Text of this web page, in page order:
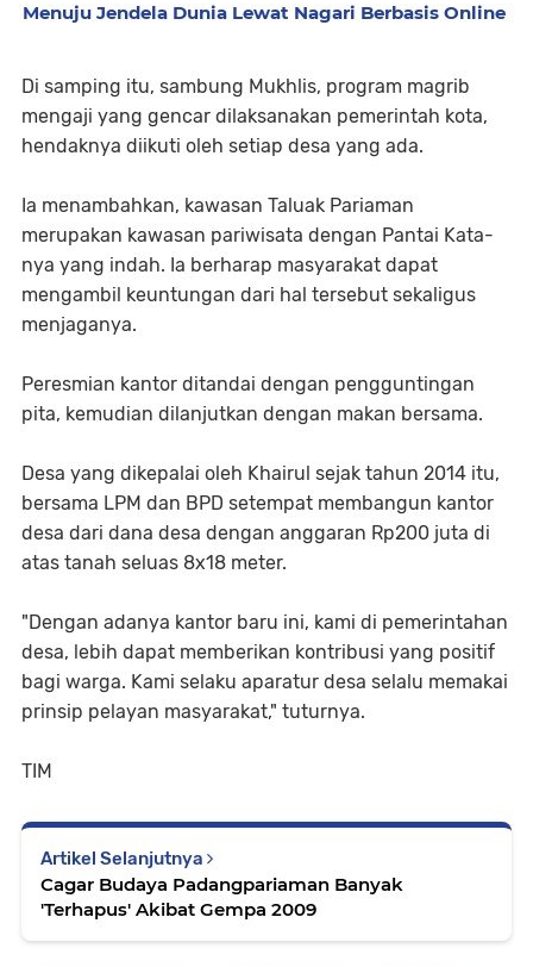
Menuju Jendela Dunia Lewat Nagari Berbasis Online
Di samping itu, sambung Mukhlis, program magrib
mengaji yang gencar dilaksanakan pemerintah kota,
hendaknya diikuti oleh setiap desa yang ada.
Ia menambahkan, kawasan Taluak Pariaman
merupakan kawasan pariwisata dengan Pantai Kata-
nya yang indah. Ia berharap masyarakat dapat
mengambil keuntungan dari hal tersebut sekaligus
menjaganya.
Peresmian kantor ditandai dengan pengguntingan
pita, kemudian dilanjutkan dengan makan bersama.
Desa yang dikepalai oleh Khairul sejak tahun 2014 itu,
bersama LPM dan BPD setempat membangun kantor
desa dari dana desa dengan anggaran Rp200 juta di
atas tanah seluas 8x18 meter.
"Dengan adanya kantor baru ini, kami di pemerintahan
desa, lebih dapat memberikan kontribusi yang positif
bagi warga. Kami selaku aparatur desa selalu memakai
prinsip pelayan masyarakat," tuturnya.
TIM
Artikel Selanjutnya
Cagar Budaya Padangpariaman Banyak
'Terhapus' Akibat Gempa 2009